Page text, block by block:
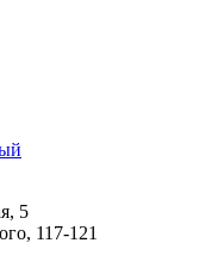
5
117-121